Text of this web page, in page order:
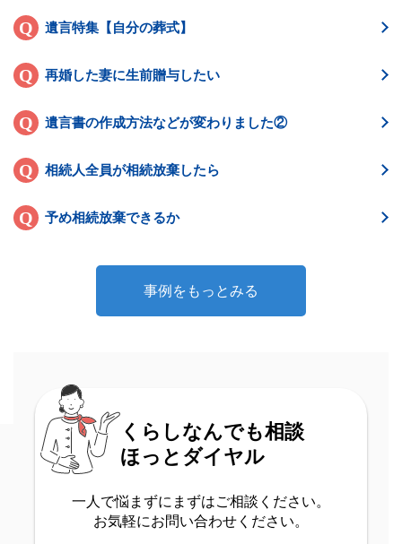
遺言特集【自分の葬式】
再婚した妻に生前贈与したい
遺言書の作成方法などが変わりました②
相続人全員が相続放棄したら
予め相続放棄できるか
事例をもっとみる
くらしなんでも相談
ほっとダイヤル
一人で悩まずにまずはご相談ください。
お気軽にお問い合わせください。